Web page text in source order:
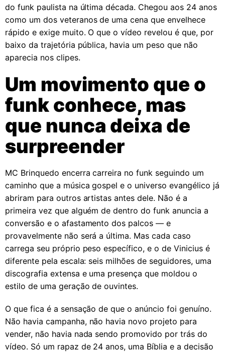
do funk paulista na última década. Chegou aos 24 anos
como um dos veteranos de uma cena que envelhece
rápido e exige muito. O que o vídeo revelou é que, por
baixo da trajetória pública, havia um peso que não
aparecia nos clipes.
Um movimento que o
funk conhece, mas
que nunca deixa de
surpreender
MC Brinquedo encerra carreira no funk seguindo um
caminho que a música gospel e o universo evangélico já
abriram para outros artistas antes dele. Não é a
primeira vez que alguém de dentro do funk anuncia a
conversão e o afastamento dos palcos — e
provavelmente não será a última. Mas cada caso
carrega seu próprio peso específico, e o de Vinicius é
diferente pela escala: seis milhões de seguidores, uma
discografia extensa e uma presença que moldou o
estilo de uma geração de ouvintes.
O que fica é a sensação de que o anúncio foi genuíno.
Não havia campanha, não havia novo projeto para
vender, não havia nada sendo promovido por trás do
vídeo. Só um rapaz de 24 anos, uma Bíblia e a decisão